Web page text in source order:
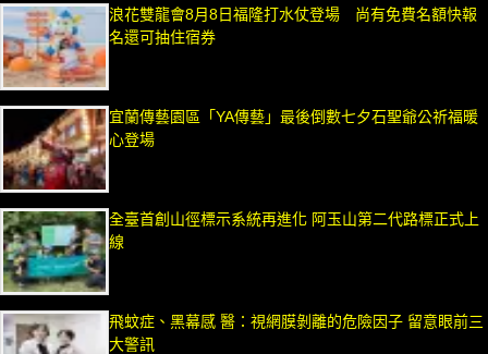
浪花雙龍會8月8日福隆打水仗登場 尚有免費名額快報
名還可抽住宿券
宜蘭傳藝園區「YA傳藝」最後倒數七夕石聖爺公祈福暖
心登場
全臺首創山徑標示系統再進化 阿玉山第二代路標正式上
線
飛蚊症、黑幕感 醫：視網膜剝離的危險因子 留意眼前三
大警訊